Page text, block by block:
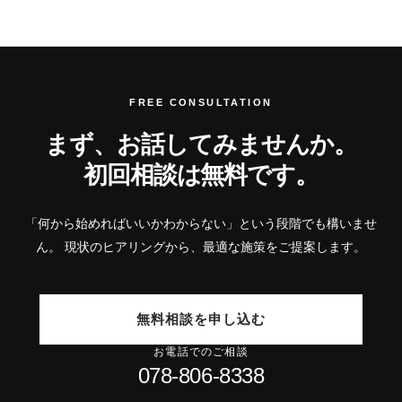
FREE CONSULTATION
まず、お話してみませんか。
初回相談は無料です。
「何から始めればいいかわからない」という段階でも構いませ
ん。
現状のヒアリングから、最適な施策をご提案します。
無料相談を申し込む
お電話でのご相談
078-806-8338